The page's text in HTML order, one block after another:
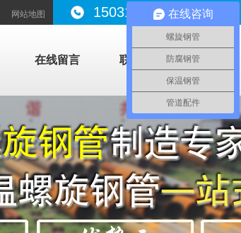
网站地图 15031787999
在线留言 联系我们
在线咨询
螺旋钢管
防腐钢管
保温钢管
管道配件